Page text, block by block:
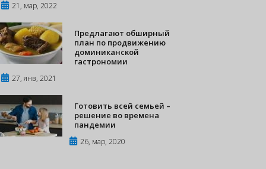
21, мар, 2022
Предлагают обширный
план по продвижению
доминиканской
гастрономии
27, янв, 2021
Готовить всей семьей –
решение во времена
пандемии
26, мар, 2020